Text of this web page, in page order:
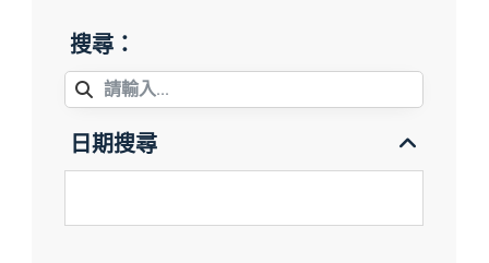
搜尋：
日期搜尋